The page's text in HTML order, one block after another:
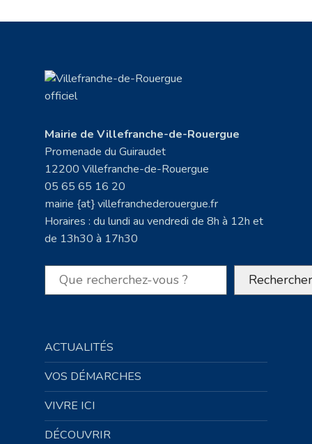
Mairie de Villefranche-de-Rouergue
Promenade du Guiraudet
12200 Villefranche-de-Rouergue
05 65 65 16 20
mairie {at} villefranchederouergue.fr
Horaires : du lundi au vendredi de 8h à 12h et
de 13h30 à 17h30
Rechercher Rechercher
ACTUALITÉS
VOS DÉMARCHES
VIVRE ICI
DÉCOUVRIR